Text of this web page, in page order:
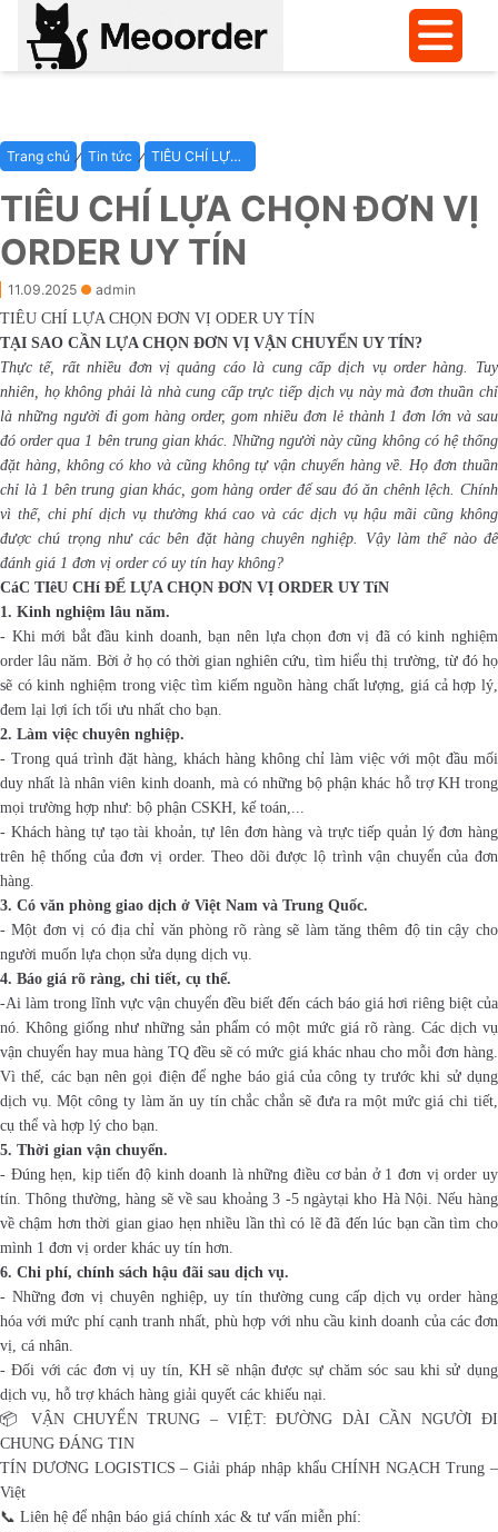
Trang chủ ⁄ Tin tức ⁄ TIÊU CHÍ LỰA CHỌN ĐƠN VỊ ORDER UY TÍN
TIÊU CHÍ LỰA CHỌN ĐƠN VỊ
ORDER UY TÍN
11.09.2025 ● admin
TIÊU CHÍ LỰA CHỌN ĐƠN VỊ ODER UY TÍN
TẠI SAO CẦN LỰA CHỌN ĐƠN VỊ VẬN CHUYỂN UY TÍN?
Thực tế, rất nhiều đơn vị quảng cáo là cung cấp dịch vụ order hàng. Tuy
nhiên, họ không phải là nhà cung cấp trực tiếp dịch vụ này mà đơn thuần chỉ
là những người đi gom hàng order, gom nhiều đơn lẻ thành 1 đơn lớn và sau
đó order qua 1 bên trung gian khác. Những người này cũng không có hệ thống
đặt hàng, không có kho và cũng không tự vận chuyển hàng về. Họ đơn thuần
chỉ là 1 bên trung gian khác, gom hàng order để sau đó ăn chênh lệch. Chính
vì thế, chi phí dịch vụ thường khá cao và các dịch vụ hậu mãi cũng không
được chú trọng như các bên đặt hàng chuyên nghiệp. Vậy làm thế nào để
đánh giá 1 đơn vị order có uy tín hay không?
CáC TIêU CHí ĐỂ LỰA CHỌN ĐƠN VỊ ORDER UY TíN
1. Kinh nghiệm lâu năm.
- Khi mới bắt đầu kinh doanh, bạn nên lựa chọn đơn vị đã có kinh nghiệm
order lâu năm. Bời ở họ có thời gian nghiên cứu, tìm hiểu thị trường, từ đó họ
sẽ có kinh nghiệm trong việc tìm kiếm nguồn hàng chất lượng, giá cả hợp lý,
đem lại lợi ích tối ưu nhất cho bạn.
2. Làm việc chuyên nghiệp.
- Trong quá trình đặt hàng, khách hàng không chỉ làm việc với một đầu mối
duy nhất là nhân viên kinh doanh, mà có những bộ phận khác hỗ trợ KH trong
mọi trường hợp như: bộ phận CSKH, kế toán,...
- Khách hàng tự tạo tài khoản, tự lên đơn hàng và trực tiếp quản lý đơn hàng
trên hệ thống của đơn vị order. Theo dõi được lộ trình vận chuyển của đơn
hàng.
3. Có văn phòng giao dịch ở Việt Nam và Trung Quốc.
- Một đơn vị có địa chỉ văn phòng rõ ràng sẽ làm tăng thêm độ tin cậy cho
người muốn lựa chọn sửa dụng dịch vụ.
4. Báo giá rõ ràng, chi tiết, cụ thể.
-Ai làm trong lĩnh vực vận chuyển đều biết đến cách báo giá hơi riêng biệt của
nó. Không giống như những sản phẩm có một mức giá rõ ràng. Các dịch vụ
vận chuyển hay mua hàng TQ đều sẽ có mức giá khác nhau cho mỗi đơn hàng.
Vì thế, các bạn nên gọi điện để nghe báo giá của công ty trước khi sử dụng
dịch vụ. Một công ty làm ăn uy tín chắc chắn sẽ đưa ra một mức giá chi tiết,
cụ thể và hợp lý cho bạn.
5. Thời gian vận chuyển.
- Đúng hẹn, kịp tiến độ kinh doanh là những điều cơ bản ở 1 đơn vị order uy
tín. Thông thường, hàng sẽ về sau khoảng 3 -5 ngàytại kho Hà Nội. Nếu hàng
về chậm hơn thời gian giao hẹn nhiều lần thì có lẽ đã đến lúc bạn cần tìm cho
mình 1 đơn vị order khác uy tín hơn.
6. Chi phí, chính sách hậu đãi sau dịch vụ.
- Những đơn vị chuyên nghiệp, uy tín thường cung cấp dịch vụ order hàng
hóa với mức phí cạnh tranh nhất, phù hợp với nhu cầu kinh doanh của các đơn
vị, cá nhân.
- Đối với các đơn vị uy tín, KH sẽ nhận được sự chăm sóc sau khi sử dụng
dịch vụ, hỗ trợ khách hàng giải quyết các khiếu nại.
📦 VẬN CHUYỂN TRUNG – VIỆT: ĐƯỜNG DÀI CẦN NGƯỜI ĐI
CHUNG ĐÁNG TIN
TÍN DƯƠNG LOGISTICS – Giải pháp nhập khẩu CHÍNH NGẠCH Trung –
Việt
📞 Liên hệ để nhận báo giá chính xác & tư vấn miễn phí: